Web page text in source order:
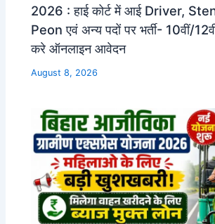
2026 : हाई कोर्ट में आई Driver,
Peon एवं अन्य पदों पर भर्ती- 10वीं/
करे ऑनलाइन आवेदन
August 8, 2026